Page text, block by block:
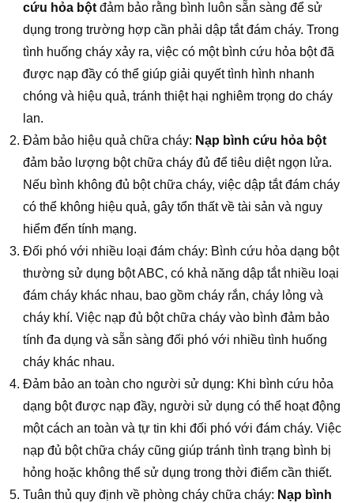
cứu hỏa bột đảm bảo rằng bình luôn sẵn sàng để sử
dụng trong trường hợp cần phải dập tắt đám cháy. Trong
tình huống cháy xảy ra, việc có một bình cứu hỏa bột đã
được nạp đầy có thể giúp giải quyết tình hình nhanh
chóng và hiệu quả, tránh thiệt hại nghiêm trọng do cháy
lan.
Đảm bảo hiệu quả chữa cháy: Nạp bình cứu hỏa bột
đảm bảo lượng bột chữa cháy đủ để tiêu diệt ngọn lửa.
Nếu bình không đủ bột chữa cháy, việc dập tắt đám cháy
có thể không hiệu quả, gây tổn thất về tài sản và nguy
hiểm đến tính mạng.
Đối phó với nhiều loại đám cháy: Bình cứu hỏa dạng bột
thường sử dụng bột ABC, có khả năng dập tắt nhiều loại
đám cháy khác nhau, bao gồm cháy rắn, cháy lỏng và
cháy khí. Việc nạp đủ bột chữa cháy vào bình đảm bảo
tính đa dụng và sẵn sàng đối phó với nhiều tình huống
cháy khác nhau.
Đảm bảo an toàn cho người sử dụng: Khi bình cứu hỏa
dạng bột được nạp đầy, người sử dụng có thể hoạt động
một cách an toàn và tự tin khi đối phó với đám cháy. Việc
nạp đủ bột chữa cháy cũng giúp tránh tình trạng bình bị
hỏng hoặc không thể sử dụng trong thời điểm cần thiết.
Tuân thủ quy định về phòng cháy chữa cháy: Nạp bình